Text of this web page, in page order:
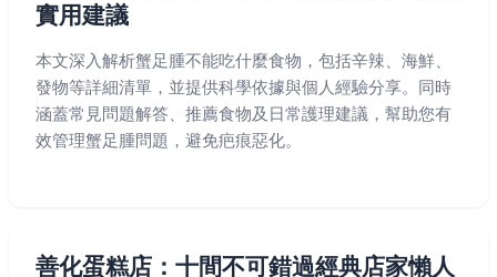
實用建議
本文深入解析蟹足腫不能吃什麼食物，包括辛辣、海鮮、
發物等詳細清單，並提供科學依據與個人經驗分享。同時
涵蓋常見問題解答、推薦食物及日常護理建議，幫助您有
效管理蟹足腫問題，避免疤痕惡化。
善化蛋糕店：十間不可錯過經典店家懶人